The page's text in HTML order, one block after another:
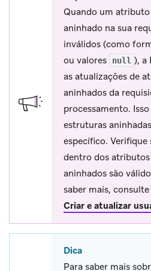
Quando um
aninhado na sua
inválidos (como
ou valores
null ), a
as atualizações de
aninhados da
processamento.
estruturas
específico. Verifique
dentro dos
aninhados são
saber mais, consulte
Criar e atualizar
Dica
Para saber mais